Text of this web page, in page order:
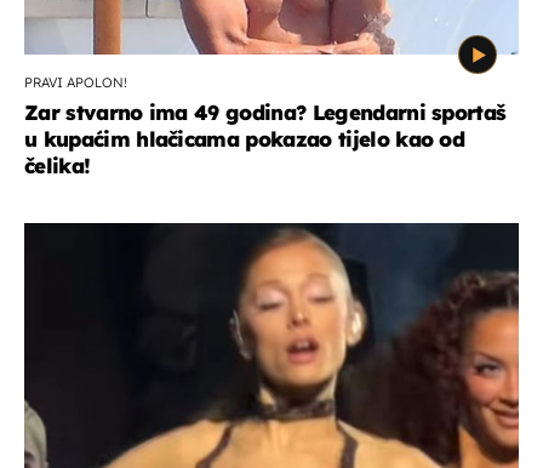
PRAVI APOLON!
Zar stvarno ima 49 godina? Legendarni sportaš
u kupaćim hlačicama pokazao tijelo kao od
čelika!